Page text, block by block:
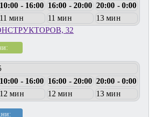
10:00 - 16:00 16:00 - 20:00 20:00 - 0:00
11 мин 11 мин
13 мин
32
10:00 - 16:00 16:00 - 20:00 20:00 - 0:00
12 мин 12 мин 13 мин